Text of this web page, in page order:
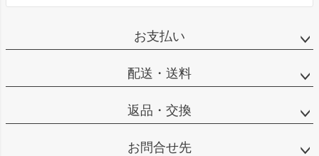
お支払い
配送・送料
返品・交換
お問合せ先